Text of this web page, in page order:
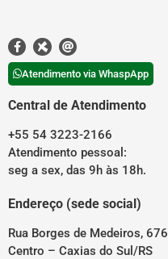
Atendimento via WhaspApp
Central de Atendimento
+55 54 3223-2166
Atendimento pessoal:
seg a sex, das 9h às 18h.
Endereço (sede social)
Rua Borges de Medeiros, 676
Centro – Caxias do Sul/RS